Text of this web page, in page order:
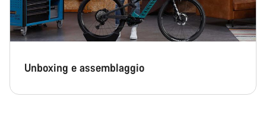
Unboxing e assemblaggio